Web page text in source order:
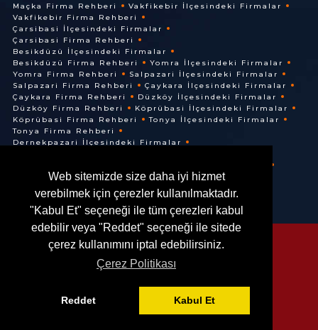
Web sitemizde size daha iyi hizmet
verebilmek için çerezler kullanılmaktadır.
"Kabul Et" seçeneği ile tüm çerezleri kabul
edebilir veya "Reddet" seçeneği ile sitede
çerez kullanımını iptal edebilirsiniz.
Çerez Politikası
Reddet Kabul Et
Maçka Firma Rehberi
Vakfikebir İlçesindeki Firmalar
Vakfikebir Firma Rehberi
Çarsibasi İlçesindeki Firmalar
Çarsibasi Firma Rehberi
Besikdüzü İlçesindeki Firmalar
Besikdüzü Firma Rehberi
Yomra İlçesindeki Firmalar
Yomra Firma Rehberi
Salpazari İlçesindeki Firmalar
Salpazari Firma Rehberi
Çaykara İlçesindeki Firmalar
Çaykara Firma Rehberi
Düzköy İlçesindeki Firmalar
Düzköy Firma Rehberi
Köprübasi İlçesindeki Firmalar
Köprübasi Firma Rehberi
Tonya İlçesindeki Firmalar
Tonya Firma Rehberi
Dernekpazari İlçesindeki Firmalar
Of İlçesindeki Firmalar
Of Firma Rehberi
© @ 2016. Her Hakkı Saklıdır.